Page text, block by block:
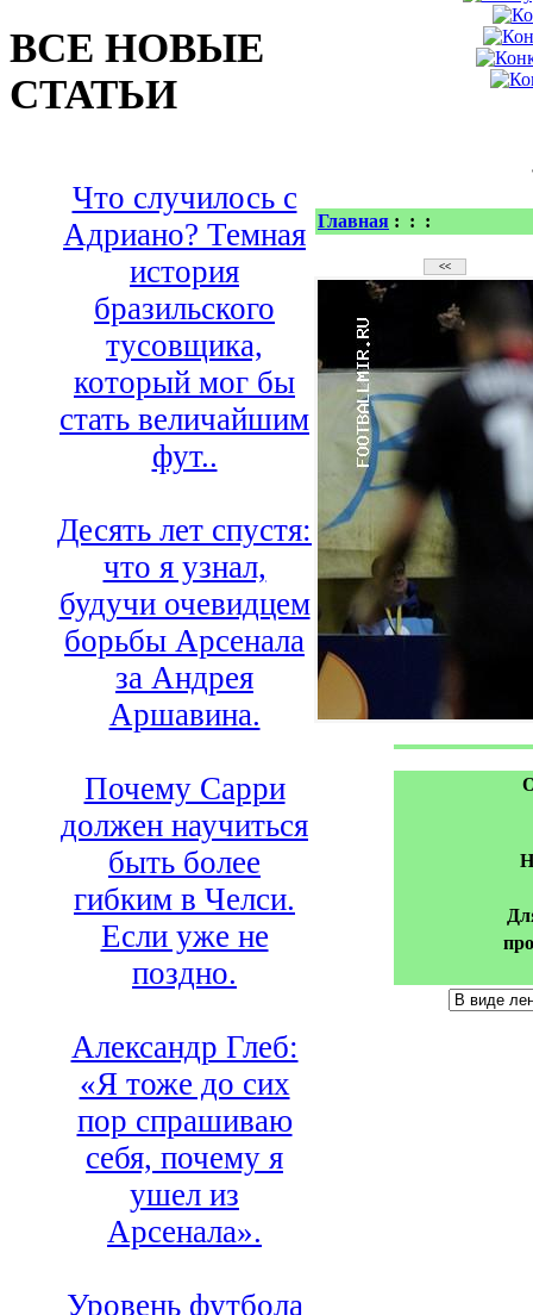
ВСЕ НОВЫЕ
СТАТЬИ
Что случилось с
Адриано? Темная
история
бразильского
тусовщика,
который мог бы
стать величайшим
фут..
Десять лет спустя:
что я узнал,
будучи очевидцем
борьбы Арсенала
за Андрея
Аршавина.
Почему Сарри
должен научиться
быть более
гибким в Челси.
Если уже не
поздно.
Александр Глеб:
«Я тоже до сих
пор спрашиваю
себя, почему я
ушел из
Арсенала».
Уровень футбола
Главная : : :